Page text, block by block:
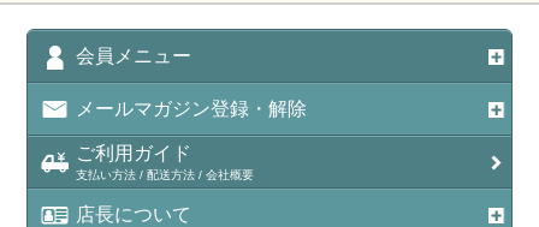
会員メニュー
メールマガジン登録・解除
ご利用ガイド
支払い方法 / 配送方法 / 会社概要
店長について